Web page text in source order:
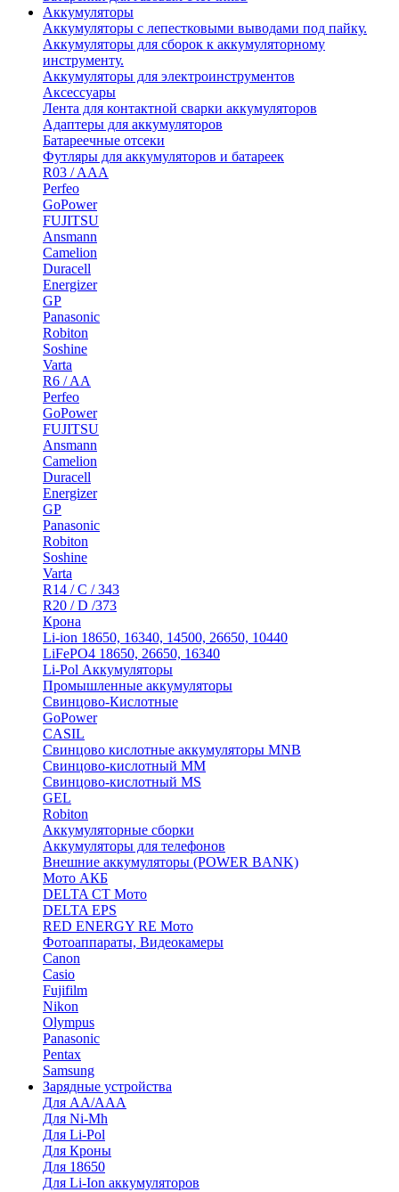
Аккумуляторы
Аккумуляторы с лепестковыми выводами под пайку.
Аккумуляторы для сборок к аккумуляторному
инструменту.
Аккумуляторы для электроинструментов
Аксессуары
Лента для контактной сварки аккумуляторов
Адаптеры для аккумуляторов
Батареечные отсеки
Футляры для аккумуляторов и батареек
R03 / AAA
Perfeo
GoPower
FUJITSU
Ansmann
Camelion
Duracell
Energizer
GP
Panasonic
Robiton
Soshine
Varta
R6 / AA
Perfeo
GoPower
FUJITSU
Ansmann
Camelion
Duracell
Energizer
GP
Panasonic
Robiton
Soshine
Varta
R14 / C / 343
R20 / D /373
Крона
Li-ion 18650, 16340, 14500, 26650, 10440
LiFePO4 18650, 26650, 16340
Li-Pol Аккумуляторы
Промышленные аккумуляторы
Свинцово-Кислотные
GoPower
CASIL
Свинцово кислотные аккумуляторы MNB
Cвинцово-кислотный MM
Cвинцово-кислотный MS
GEL
Robiton
Аккумуляторные сборки
Аккумуляторы для телефонов
Внешние аккумуляторы (POWER BANK)
Мото АКБ
DELTA CT Мото
DELTA EPS
RED ENERGY RE Мото
Фотоаппараты, Видеокамеры
Canon
Casio
Fujifilm
Nikon
Olympus
Panasonic
Pentax
Samsung
Зарядные устройства
Для AA/AAA
Для Ni-Mh
Для Li-Pol
Для Кроны
Для 18650
Для Li-Ion аккумуляторов